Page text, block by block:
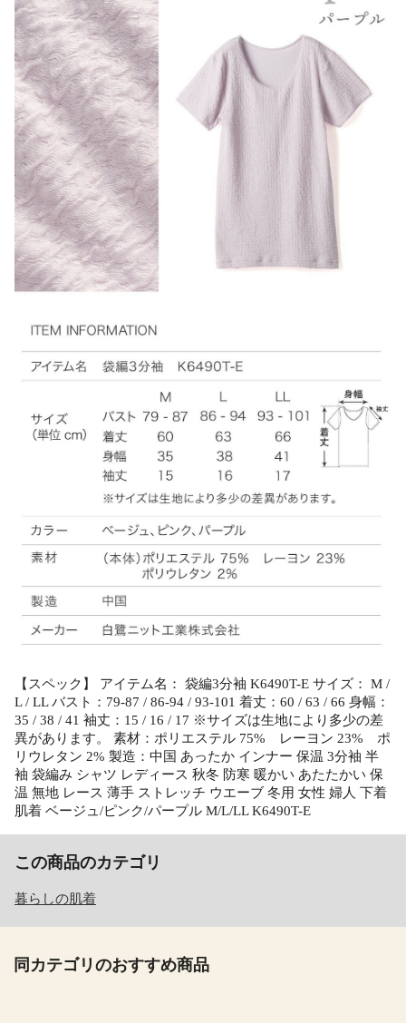
【スペック】 アイテム名： 袋編3分袖 K6490T-E サイズ： M /
L / LL バスト：79-87 / 86-94 / 93-101 着丈：60 / 63 / 66 身幅：
35 / 38 / 41 袖丈：15 / 16 / 17 ※サイズは生地により多少の差
異があります。 素材：ポリエステル 75% レーヨン 23% ポ
リウレタン 2% 製造：中国 あったか インナー 保温 3分袖 半
袖 袋編み シャツ レディース 秋冬 防寒 暖かい あたたかい 保
温 無地 レース 薄手 ストレッチ ウエーブ 冬用 女性 婦人 下着
肌着 ベージュ/ピンク/パープル M/L/LL K6490T-E
この商品のカテゴリ
暮らしの肌着
同カテゴリのおすすめ商品